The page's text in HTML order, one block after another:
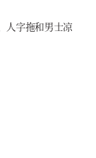
人字拖和男士凉